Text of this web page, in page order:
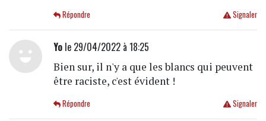
Signaler
Répondre
Yole 29/04/2022 à 18:25
Bien sur, il n'y a que les blancs qui peuvent
être raciste, c'est évident !
Signaler
Répondre